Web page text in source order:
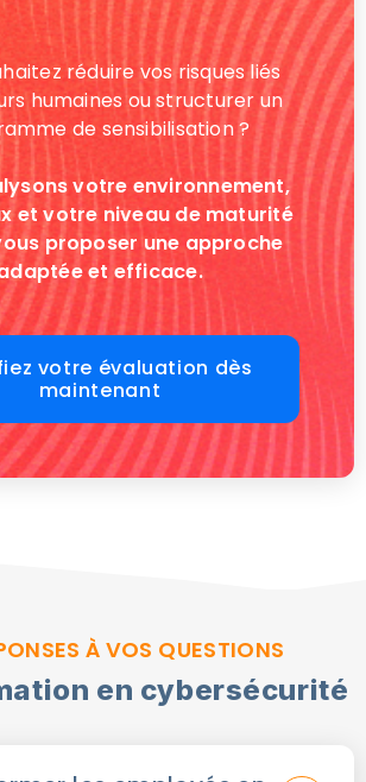
réduire vos risques liés
humaines ou structurer un
de sensibilisation ?
votre environnement,
et votre niveau de maturité
proposer une approche
et efficace.
votre évaluation dès
maintenant
À VOS QUESTIONS
en cybersécurité